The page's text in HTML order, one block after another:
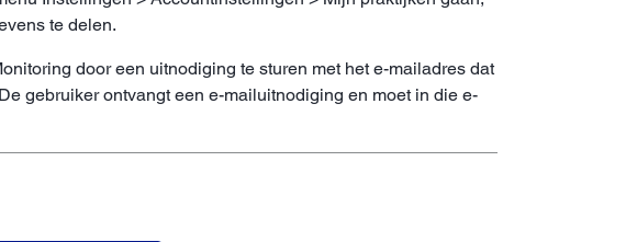
te delen.
door een uitnodiging te sturen met het e-mailadres dat
gebruiker ontvangt een e-mailuitnodiging en moet in die e-